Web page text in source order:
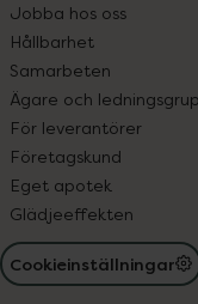
Jobba hos oss
Hållbarhet
Samarbeten
Ägare och
För leverantörer
Företagskund
Eget apotek
Glädjeeffekten
Cookieinställningar